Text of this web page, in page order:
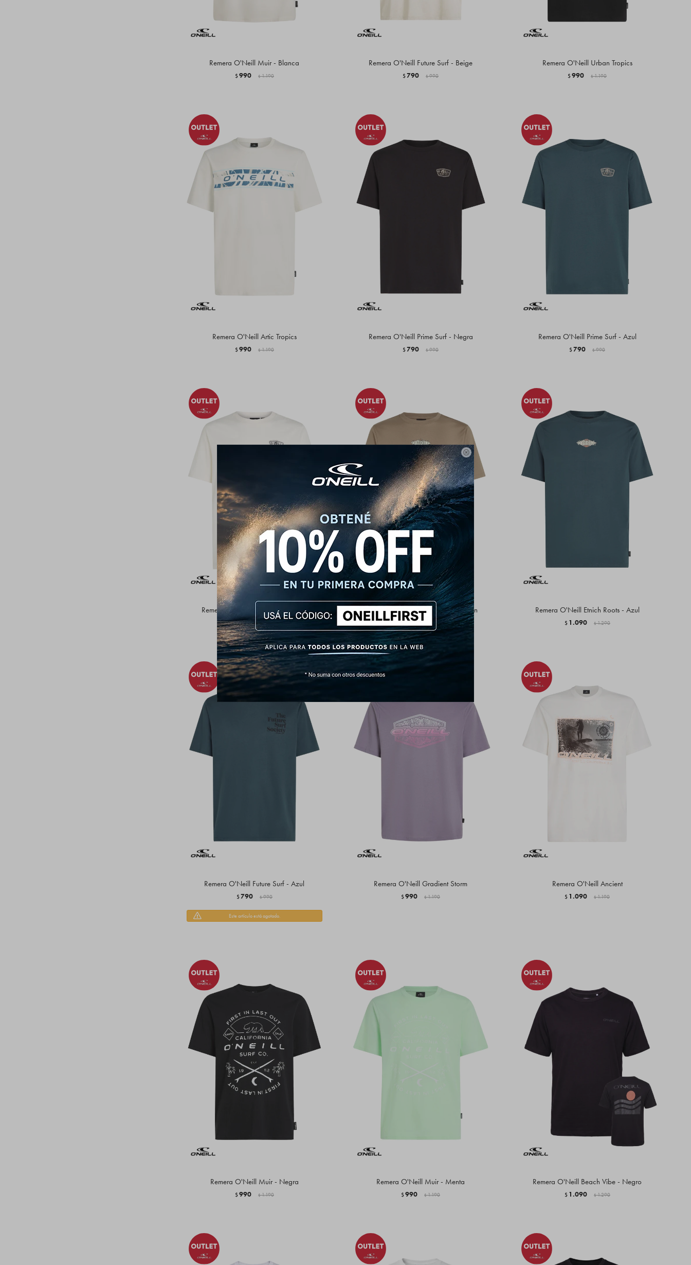

Remera O'Neill Muir - Blanca
$990 $ 1.190
Remera O'Neill Future Surf - Beige
$790 $ 990
Remera O'Neill Urban Tropics
$990 $ 1.190
Remera O'Neill Artic Tropics
$990 $ 1.190
Remera O'Neill Prime Surf - Negra
$790 $ 990
Remera O'Neill Prime Surf - Azul
$790 $ 990
Remera O'Neill Prime Surf - Blanca
$790 $ 990
Remera O'Neill Etnich Roots - Marrón
1.090 1.290
Remera O'Neill Etnich Roots - Azul
$ 1.090 $ 1.290
Remera O'Neill Future Surf - Azul
$790 $ 990
Este artículo está agotado.
Remera O'Neill Gradient Storm
$990 $ 1.190
Remera O'Neill Ancient
$ 1.090 $ 1.190
Remera O'Neill Muir - Negra
$990 $ 1.190
Remera O'Neill Muir - Menta
$990 $ 1.190
Remera O'Neill Beach Vibe - Negro
$ 1.090 $ 1.290